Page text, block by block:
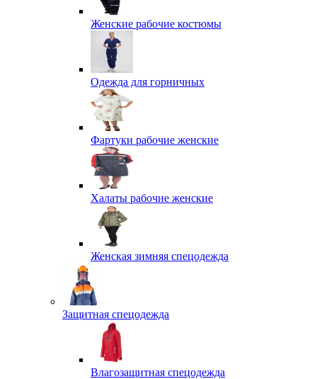
Женские рабочие костюмы
Одежда для горничных
Фартуки рабочие женские
Халаты рабочие женские
Женская зимняя спецодежда
Защитная спецодежда
Влагозащитная спецодежда